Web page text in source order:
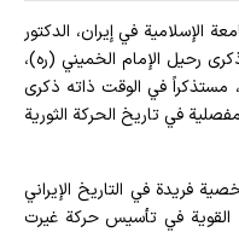
الإسلامية في إيران، الدكتور
رحيل الإمام الخميني (ره)،
مستذكراً في الوقت ذاته ذكرى
محطة مفصلية في تاريخ الحركة الثورية
فريدة في التاريخ الإيراني
القوية في تأسيس حركة غيرت